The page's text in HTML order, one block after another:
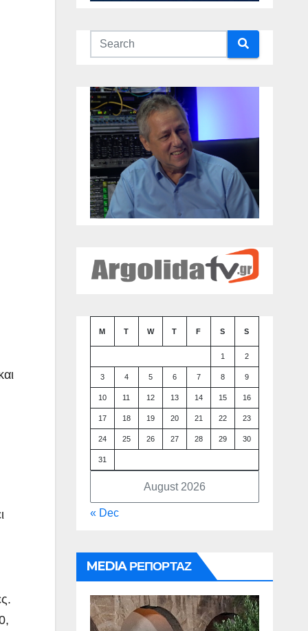
August 2026
M T W T F S S
1 2
3 4 5 6 7 8 9
10 11 12 13 14 15 16
17 18 19 20 21 22 23
24 25 26 27 28 29 30
31
« Dec
MEDIA ΡΕΠΟΡΤΑΖ